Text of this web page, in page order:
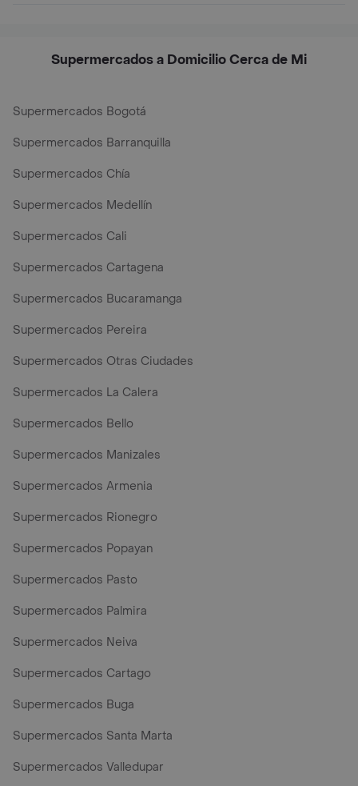
Supermercados a Domicilio Cerca de Mi
Supermercados Bogotá
Supermercados Barranquilla
Supermercados Chía
Supermercados Medellín
Supermercados Cali
Supermercados Cartagena
Supermercados Bucaramanga
Supermercados Pereira
Supermercados Otras Ciudades
Supermercados La Calera
Supermercados Bello
Supermercados Manizales
Supermercados Armenia
Supermercados Rionegro
Supermercados Popayan
Supermercados Pasto
Supermercados Palmira
Supermercados Neiva
Supermercados Cartago
Supermercados Buga
Supermercados Santa Marta
Supermercados Valledupar